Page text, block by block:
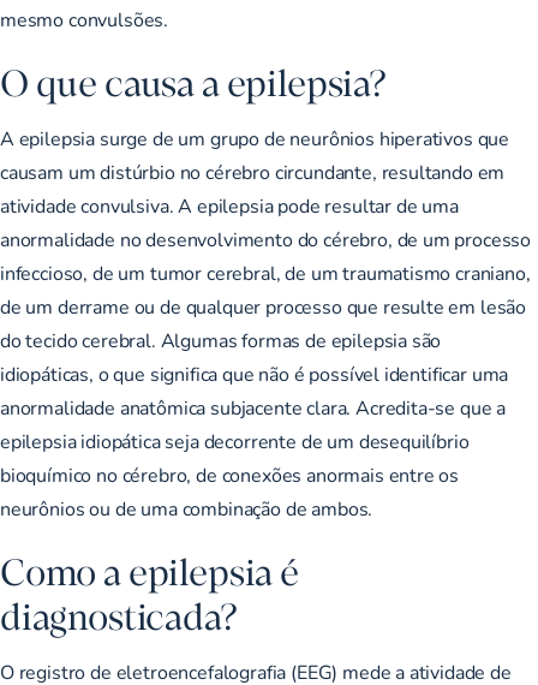
mesmo convulsões.
O que causa a epilepsia?
A epilepsia surge de um grupo de neurônios hiperativos que
causam um distúrbio no cérebro circundante, resultando em
atividade convulsiva. A epilepsia pode resultar de uma
anormalidade no desenvolvimento do cérebro, de um processo
infeccioso, de um tumor cerebral, de um traumatismo craniano,
de um derrame ou de qualquer processo que resulte em lesão
do tecido cerebral. Algumas formas de epilepsia são
idiopáticas, o que significa que não é possível identificar uma
anormalidade anatômica subjacente clara. Acredita-se que a
epilepsia idiopática seja decorrente de um desequilíbrio
bioquímico no cérebro, de conexões anormais entre os
neurônios ou de uma combinação de ambos.
Como a epilepsia é
diagnosticada?
O registro de eletroencefalografia (EEG) mede a atividade de